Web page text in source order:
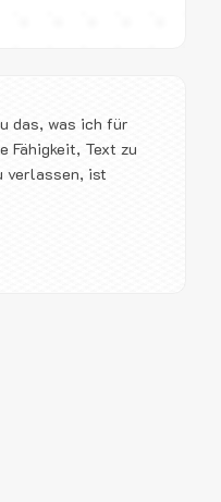
das, was ich für
Fähigkeit, Text zu
verlassen, ist